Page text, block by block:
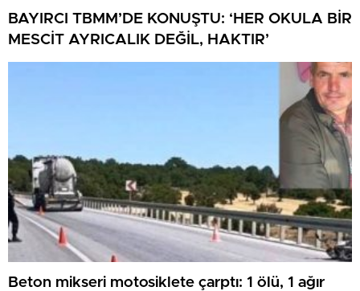
BAYIRCI TBMM’DE KONUŞTU: ‘HER OKULA BİR
MESCİT AYRICALIK DEĞİL, HAKTIR’
Beton mikseri motosiklete çarptı: 1 ölü, 1 ağır